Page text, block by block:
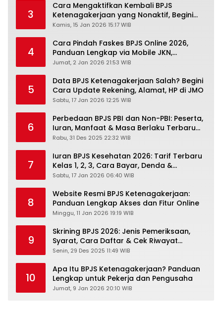
3
Cara Mengaktifkan Kembali BPJS
Ketenagakerjaan yang Nonaktif, Begini
Panduan Lengkapnya
Kamis, 15 Jan 2026 15:17 WIB
4
Cara Pindah Faskes BPJS Online 2026,
Panduan Lengkap via Mobile JKN,
PANDAWA & Offiline Kantor Cabang
Jumat, 2 Jan 2026 21:53 WIB
5
Data BPJS Ketenagakerjaan Salah? Begini
Cara Update Rekening, Alamat, HP di JMO
Sabtu, 17 Jan 2026 12:25 WIB
6
Perbedaan BPJS PBI dan Non-PBI: Peserta,
Iuran, Manfaat & Masa Berlaku Terbaru
2026
Rabu, 31 Des 2025 22:32 WIB
7
Iuran BPJS Kesehatan 2026: Tarif Terbaru
Kelas 1, 2, 3, Cara Bayar, Denda &
Panduan Lengkap Peserta JKN-KIS
Sabtu, 17 Jan 2026 06:40 WIB
8
Website Resmi BPJS Ketenagakerjaan:
Panduan Lengkap Akses dan Fitur Online
Minggu, 11 Jan 2026 19:19 WIB
9
Skrining BPJS 2026: Jenis Pemeriksaan,
Syarat, Cara Daftar & Cek Riwayat
Kesehatan Gratis
Senin, 29 Des 2025 11:49 WIB
10
Apa Itu BPJS Ketenagakerjaan? Panduan
Lengkap untuk Pekerja dan Pengusaha
Jumat, 9 Jan 2026 20:10 WIB